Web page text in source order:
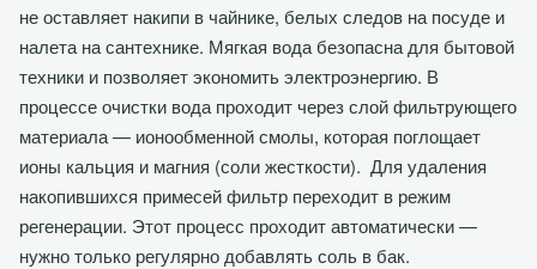
не оставляет накипи в чайнике, белых следов на посуде и
налета на сантехнике. Мягкая вода безопасна для бытовой
техники и позволяет экономить электроэнергию. В
процессе очистки вода проходит через слой фильтрующего
материала — ионообменной смолы, которая поглощает
ионы кальция и магния (соли жесткости). Для удаления
накопившихся примесей фильтр переходит в режим
регенерации. Этот процесс проходит автоматически —
нужно только регулярно добавлять соль в бак.